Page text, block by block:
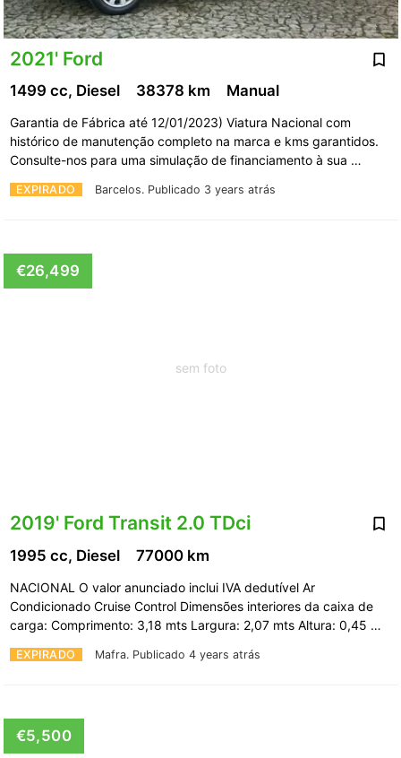
2021' Ford
EXPIRADO Barcelos. Publicado 3 years atrás
1499 cc, Diesel 38378 km Manual
Garantia de Fábrica até 12/01/2023) Viatura Nacional com
histórico de manutenção completo na marca e kms garantidos.
Consulte-nos para uma simulação de financiamento à sua …
sem foto
€26,499
2019' Ford Transit 2.0 TDci
EXPIRADO Mafra. Publicado 4 years atrás
1995 cc, Diesel 77000 km
NACIONAL O valor anunciado inclui IVA dedutível Ar
Condicionado Cruise Control Dimensões interiores da caixa de
carga: Comprimento: 3,18 mts Largura: 2,07 mts Altura: 0,45 …
€5,500